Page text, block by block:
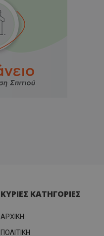
ΚΥΡΙΕΣ ΚΑΤΗΓΟΡΙΕΣ
ΑΡΧΙΚΗ
ΠΟΛΙΤΙΚΗ